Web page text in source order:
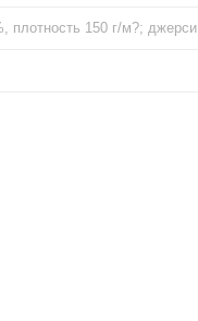
плотность 150 г/м?; джерси